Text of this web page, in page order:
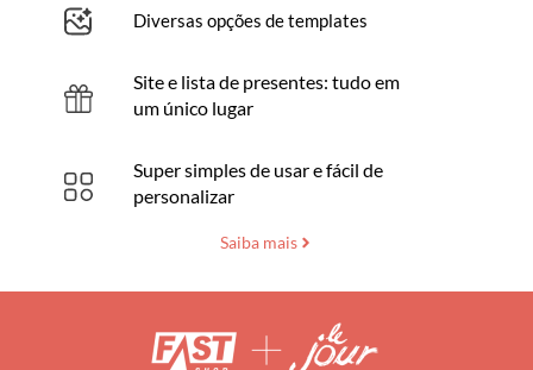
Diversas opções de templates
Site e lista de presentes: tudo em
um único lugar
Super simples de usar e fácil de
personalizar
Saiba mais